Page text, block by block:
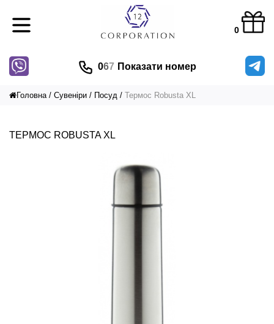
0
067 Показати номер
Головна Сувеніри Посуд Термос Robusta XL
ТЕРМОС ROBUSTA XL